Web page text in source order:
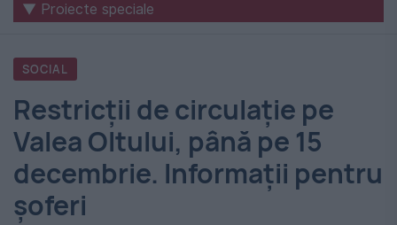
internaționale
România
-
Evenimentul
Zilei
▼ Proiecte speciale
SOCIAL
Restricții de circulație pe
Valea Oltului, până pe 15
decembrie. Informații pentru
șoferi